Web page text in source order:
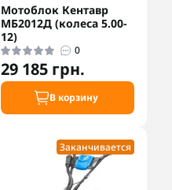
Мотоблок Кентавр
МБ2012Д (колеса 5.00-
12)
0
29 185 грн.
В корзину
Заканчивается